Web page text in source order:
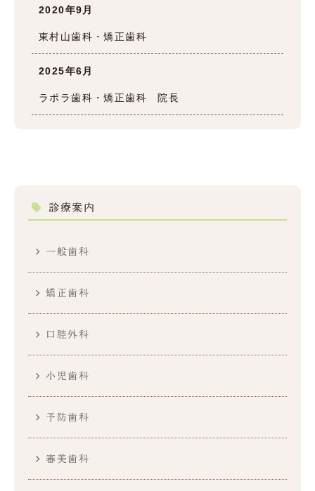
2020年9月
東村山歯科・矯正歯科
2025年6月
ラポラ歯科・矯正歯科 院長
診療案内
一般歯科
矯正歯科
口腔外科
小児歯科
予防歯科
審美歯科